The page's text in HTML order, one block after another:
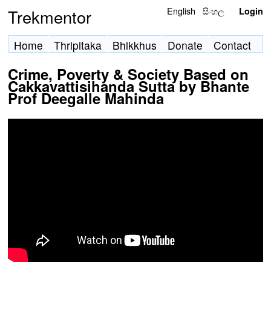
Trekmentor English සිංහල Login
Home Thripitaka Bhikkhus Donate Contact
Crime, Poverty & Society Based on
Cakkavattisihanda Sutta by Bhante
Prof Deegalle Mahinda